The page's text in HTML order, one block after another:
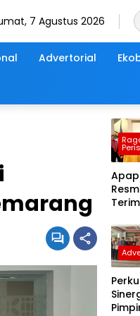
7 Agustus 2026
Advertorial